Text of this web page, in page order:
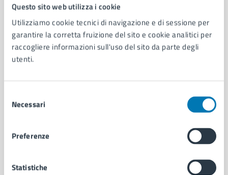
Questo sito web utilizza i cookie
Utilizziamo cookie tecnici di navigazione e di sessione per
garantire la corretta fruizione del sito e cookie analitici per
raccogliere informazioni sull'uso del sito da parte degli
utenti.
delNecessari
Preferenze
Statistiche
Comune di Napoli
AMMINISTRAZIONE
Uffici
Personale amministrativo
Intranet, posta aziendale e protocollo